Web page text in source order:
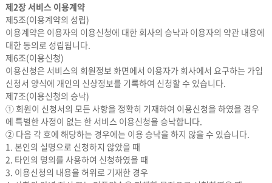
제2장 서비스 이용계약
제5조(이용계약의 성립)
이용계약은 이용자의 이용신청에 대한 회사의 승낙과 이용자의 약관 내용에
대한 동의로 성립됩니다.
제6조(이용신청)
이용신청은 서비스의 회원정보 화면에서 이용자가 회사에서 요구하는 가입
신청서 양식에 개인의 신상정보를 기록하여 신청할 수 있습니다.
제7조(이용신청의 승낙)
① 회원이 신청서의 모든 사항을 정확히 기재하여 이용신청을 하였을 경우
에 특별한 사정이 없는 한 서비스 이용신청을 승낙합니다.
② 다음 각 호에 해당하는 경우에는 이용 승낙을 하지 않을 수 있습니다.
1. 본인의 실명으로 신청하지 않았을 때
2. 타인의 명의를 사용하여 신청하였을 때
3. 이용신청의 내용을 허위로 기재한 경우